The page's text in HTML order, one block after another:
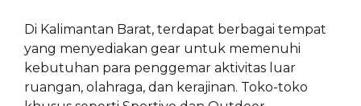
Di Kalimantan Barat, terdapat berbagai tempat
yang menyediakan gear untuk memenuhi
kebutuhan para penggemar aktivitas luar
ruangan, olahraga, dan kerajinan. Toko-toko